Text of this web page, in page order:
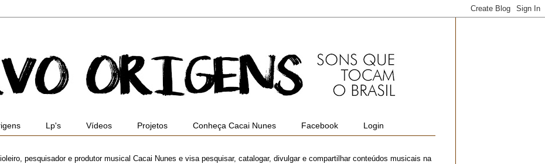
Lp's Vídeos Projetos Conheça Cacai Nunes Facebook Login
pesquisador e produtor musical Cacai Nunes e visa pesquisar, catalogar, divulgar e compartilhar conteúdos musicais na